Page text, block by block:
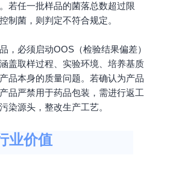
若任一批样品的菌落总数超过限
制菌，则判定不符合规定。
，必须启动OOS（检验结果偏差）
盖取样过程、实验环境、培养基质
品本身的质量问题。若确认为产品
品严禁用于药品包装，需进行返工
染源头，整改生产工艺。
业价值